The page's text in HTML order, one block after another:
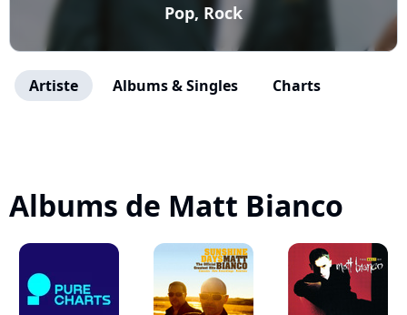
Pop, Rock
Artiste Albums & Singles Charts
Albums de Matt Bianco